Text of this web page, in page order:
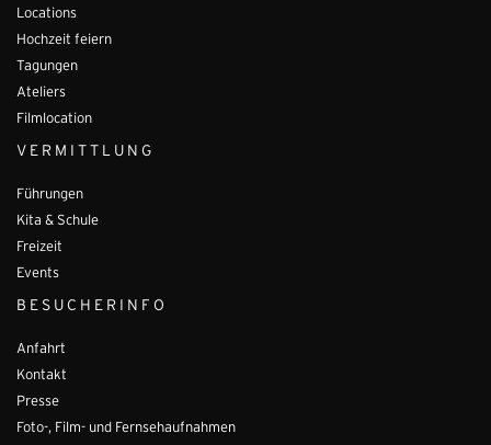
Locations
Hochzeit feiern
Tagungen
Ateliers
Filmlocation
VERMITTLUNG
Führungen
Kita & Schule
Freizeit
Events
BESUCHERINFO
Anfahrt
Kontakt
Presse
Foto-, Film- und Fernsehaufnahmen